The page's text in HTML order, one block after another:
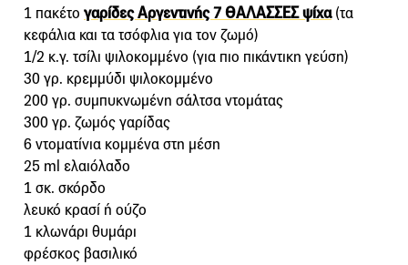
1 πακέτο γαρίδες Αργεντινής 7 ΘΑΛΑΣΣΕΣ ψίχα(τα
κεφάλια και τα τσόφλια για τον ζωμό)
1/2 κ.γ. τσίλι ψιλοκομμένο (για πιο πικάντικη γεύση)
30 γρ. κρεμμύδι ψιλοκομμένο
200 γρ. συμπυκνωμένη σάλτσα ντομάτας
300 γρ. ζωμός γαρίδας
6 ντοματίνια κομμένα στη μέση
25 ml ελαιόλαδο
1 σκ. σκόρδο
λευκό κρασί ή ούζο
1 κλωνάρι θυμάρι
φρέσκος βασιλικό